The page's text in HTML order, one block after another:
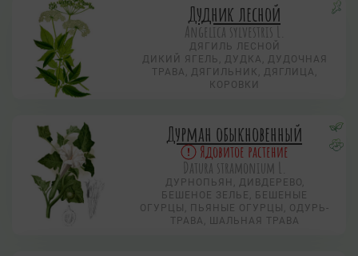
Дудник лесной
Angelica sylvestris L.
ДЯГИЛЬ ЛЕСНОЙ
ДИКИЙ ЯГЕЛЬ, ДУДКА, ДУДОЧНАЯ
ТРАВА, ДЯГИЛЬНИК, ДЯГЛИЦА,
КОРОВКИ
Дурман обыкновенный
Ядовитое растение
Datura stramonium L.
ДУРНОПЬЯН, ДИВДЕРЕВО,
БЕШЕНОЕ ЗЕЛЬЕ, БЕШЕНЫЕ
ОГУРЦЫ, ПЬЯНЫЕ ОГУРЦЫ, ОДУРЬ-
ТРАВА, ШАЛЬНАЯ ТРАВА